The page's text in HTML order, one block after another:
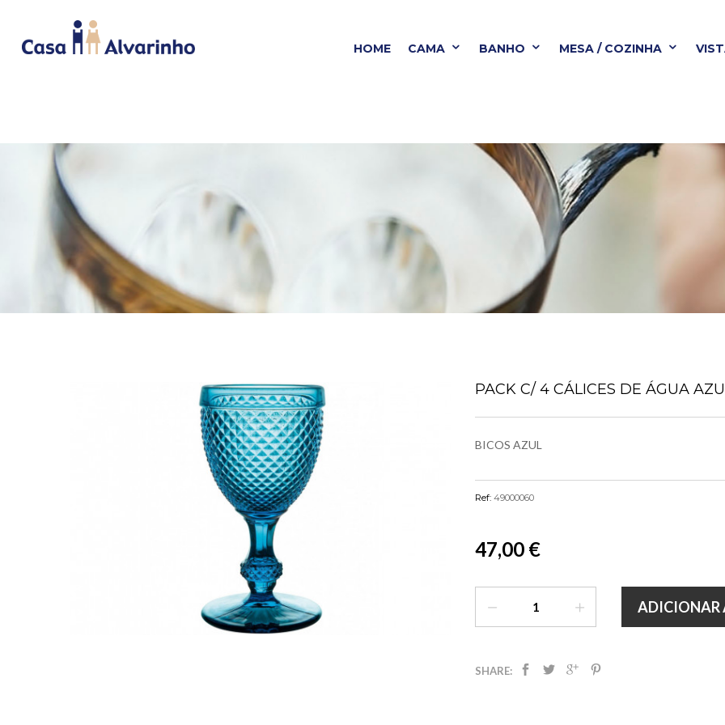
HOME CAMA BANHO MESA / COZINHA
PACK C/ 4 CÁLICES DE ÁGUA
BICOS AZUL
Ref: 49000060
47,00 €
ADICIONAR
SHARE: